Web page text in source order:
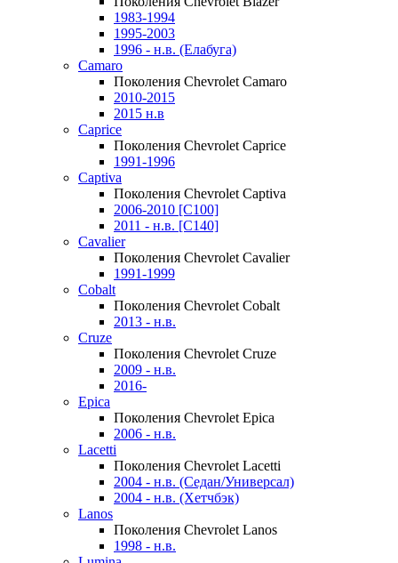
1983-1994
1995-2003
1996 - н.в. (Елабуга)
Camaro
Поколения Chevrolet Camaro
2010-2015
2015 н.в
Caprice
Поколения Chevrolet Caprice
1991-1996
Captiva
Поколения Chevrolet Captiva
2006-2010 [C100]
2011 - н.в. [C140]
Cavalier
Поколения Chevrolet Cavalier
1991-1999
Cobalt
Поколения Chevrolet Cobalt
2013 - н.в.
Cruze
Поколения Chevrolet Cruze
2009 - н.в.
2016-
Epica
Поколения Chevrolet Epica
2006 - н.в.
Lacetti
Поколения Chevrolet Lacetti
2004 - н.в. (Седан/Универсал)
2004 - н.в. (Хетчбэк)
Lanos
Поколения Chevrolet Lanos
1998 - н.в.